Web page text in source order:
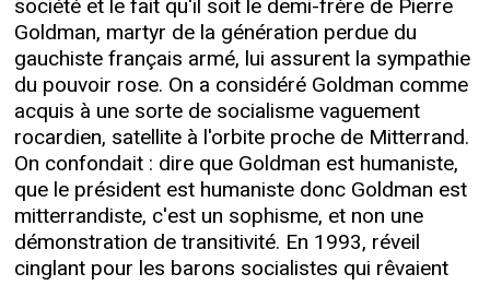
société et le fait qu'il soit le demi-frère de Pierre
Goldman, martyr de la génération perdue du
gauchiste français armé, lui assurent la sympathie
du pouvoir rose. On a considéré Goldman comme
acquis à une sorte de socialisme vaguement
rocardien, satellite à l'orbite proche de Mitterrand.
On confondait : dire que Goldman est humaniste,
que le président est humaniste donc Goldman est
mitterrandiste, c'est un sophisme, et non une
démonstration de transitivité. En 1993, réveil
cinglant pour les barons socialistes qui rêvaient